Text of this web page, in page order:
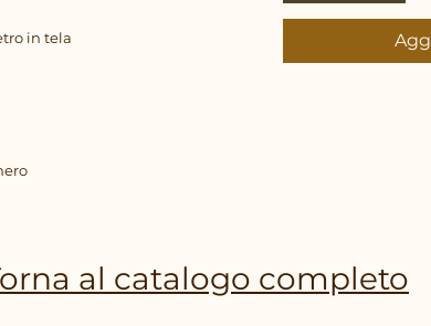
in tela
al catalogo completo